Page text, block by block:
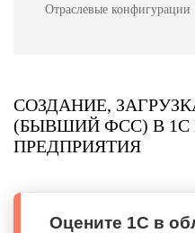
Отраслевые конфигурации
СОЗДАНИЕ,
(БЫВШИЙ ФСС) В 1С
ПРЕДПРИЯТИЯ
Оцените 1С в